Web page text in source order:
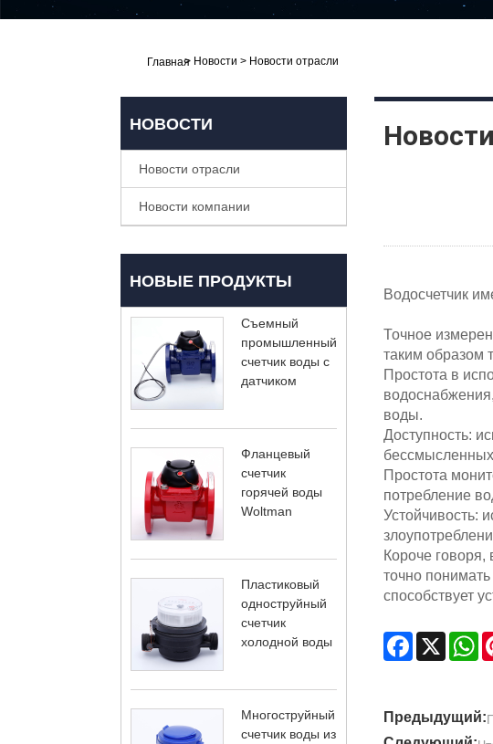
Главная
> Новости > Новости отрасли
НОВОСТИ
Новости отрасли
Новости компании
НОВЫЕ ПРОДУКТЫ
Съемный
промышленный
счетчик воды с
датчиком
Фланцевый
счетчик
горячей воды
Woltman
Пластиковый
одноструйный
счетчик
холодной воды
Многоструйный
счетчик воды из
Водосчетчик
Точное
таким образом
Простота в
воды.
Доступность:
Простота
потребление
Устойчивость:
Короче говоря,
точно
способствует
Facebook
X
Предыдущий: